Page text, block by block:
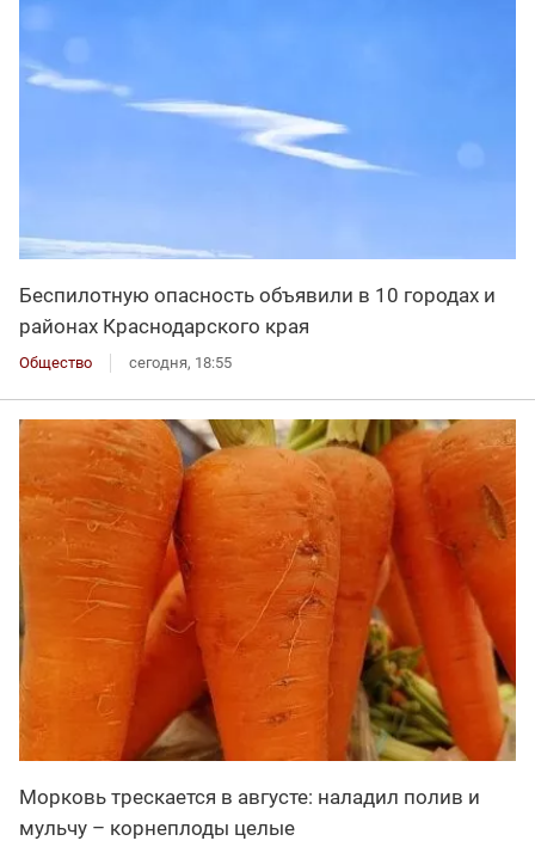
Беспилотную опасность объявили в 10 городах и
районах Краснодарского края
Общество сегодня, 18:55
Морковь трескается в августе: наладил полив и
мульчу – корнеплоды целые